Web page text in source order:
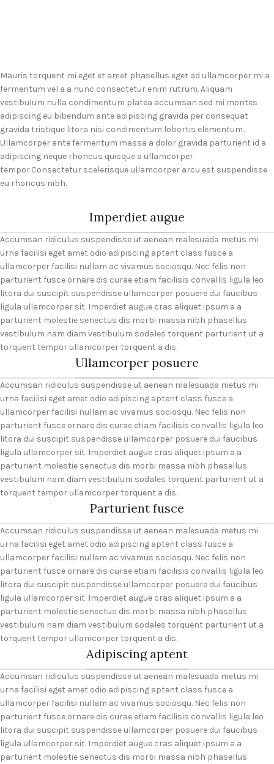
Mauris torquent mi eget et amet phasellus eget ad ullamcorper mi a
fermentum vel a a nunc consectetur enim rutrum. Aliquam
vestibulum nulla condimentum platea accumsan sed mi montes
adipiscing eu bibendum ante adipiscing gravida per consequat
gravida tristique litora nisi condimentum lobortis elementum.
Ullamcorper ante fermentum massa a dolor gravida parturient id a
adipiscing neque rhoncus quisque a ullamcorper
tempor.Consectetur scelerisque ullamcorper arcu est suspendisse
eu rhoncus nibh.
Imperdiet augue
Accumsan ridiculus suspendisse ut aenean malesuada metus mi
urna facilisi eget amet odio adipiscing aptent class fusce a
ullamcorper facilisi nullam ac vivamus sociosqu. Nec felis non
parturient fusce ornare dis curae etiam facilisis convallis ligula leo
litora dui suscipit suspendisse ullamcorper posuere dui faucibus
ligula ullamcorper sit. Imperdiet augue cras aliquet ipsum a a
parturient molestie senectus dis morbi massa nibh phasellus
vestibulum nam diam vestibulum sodales torquent parturient ut a
torquent tempor ullamcorper torquent a dis.
Ullamcorper posuere
Accumsan ridiculus suspendisse ut aenean malesuada metus mi
urna facilisi eget amet odio adipiscing aptent class fusce a
ullamcorper facilisi nullam ac vivamus sociosqu. Nec felis non
parturient fusce ornare dis curae etiam facilisis convallis ligula leo
litora dui suscipit suspendisse ullamcorper posuere dui faucibus
ligula ullamcorper sit. Imperdiet augue cras aliquet ipsum a a
parturient molestie senectus dis morbi massa nibh phasellus
vestibulum nam diam vestibulum sodales torquent parturient ut a
torquent tempor ullamcorper torquent a dis.
Parturient fusce
Accumsan ridiculus suspendisse ut aenean malesuada metus mi
urna facilisi eget amet odio adipiscing aptent class fusce a
ullamcorper facilisi nullam ac vivamus sociosqu. Nec felis non
parturient fusce ornare dis curae etiam facilisis convallis ligula leo
litora dui suscipit suspendisse ullamcorper posuere dui faucibus
ligula ullamcorper sit. Imperdiet augue cras aliquet ipsum a a
parturient molestie senectus dis morbi massa nibh phasellus
vestibulum nam diam vestibulum sodales torquent parturient ut a
torquent tempor ullamcorper torquent a dis.
Adipiscing aptent
Accumsan ridiculus suspendisse ut aenean malesuada metus mi
urna facilisi eget amet odio adipiscing aptent class fusce a
ullamcorper facilisi nullam ac vivamus sociosqu. Nec felis non
parturient fusce ornare dis curae etiam facilisis convallis ligula leo
litora dui suscipit suspendisse ullamcorper posuere dui faucibus
ligula ullamcorper sit. Imperdiet augue cras aliquet ipsum a a
parturient molestie senectus dis morbi massa nibh phasellus